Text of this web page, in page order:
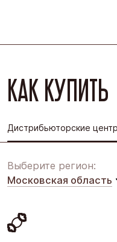
КАК КУПИТЬ
Дистрибьюторские
Выберите регион:
Московская область
Восточная Сибирь